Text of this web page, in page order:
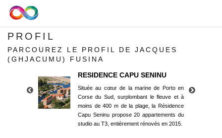
PROFIL
PARCOUREZ LE PROFIL DE JACQUES
(GHJACUMU) FUSINA
RESIDENCE CAPU SENINU
Située au cœur de la marine de Porto en
Corse du Sud, surplombant le fleuve et à
moins de 400 m de la plage, la Résidence
Capu Seninu propose 20 appartements du
studio au T3, entièrement rénovés en 2015.